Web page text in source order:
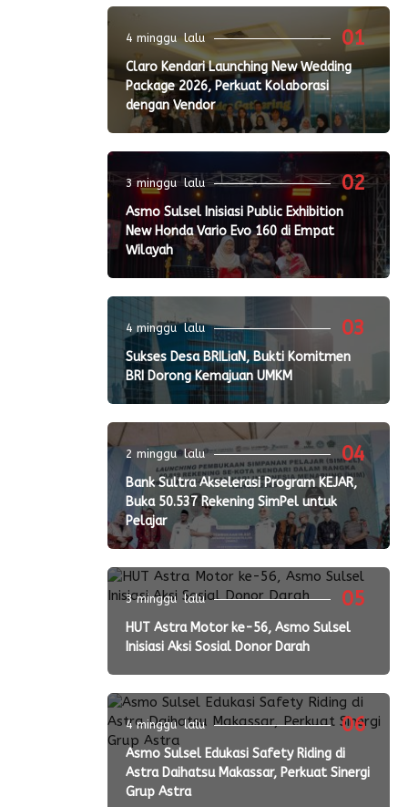
01
4 minggu lalu
Claro Kendari Launching New Wedding
Package 2026, Perkuat Kolaborasi
dengan Vendor
02
3 minggu lalu
Asmo Sulsel Inisiasi Public Exhibition
New Honda Vario Evo 160 di Empat
Wilayah
03
4 minggu lalu
Sukses Desa BRILiaN, Bukti Komitmen
BRI Dorong Kemajuan UMKM
04
2 minggu lalu
Bank Sultra Akselerasi Program KEJAR,
Buka 50.537 Rekening SimPel untuk
Pelajar
05
3 minggu lalu
HUT Astra Motor ke-56, Asmo Sulsel
Inisiasi Aksi Sosial Donor Darah
06
4 minggu lalu
Asmo Sulsel Edukasi Safety Riding di
Astra Daihatsu Makassar, Perkuat Sinergi
Grup Astra